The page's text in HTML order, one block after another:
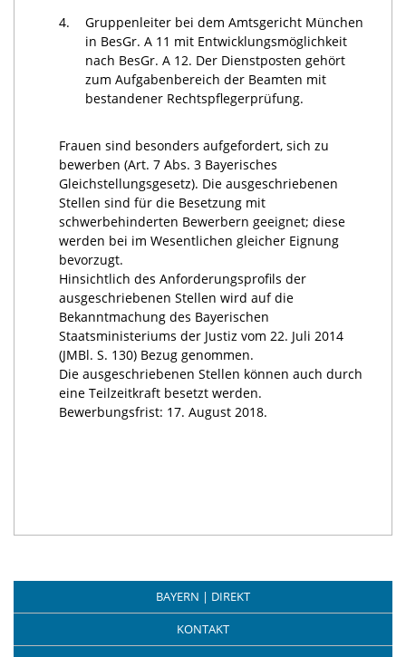
4.
Gruppenleiter bei dem Amtsgericht München
in BesGr. A 11 mit Entwicklungsmöglichkeit
nach BesGr. A 12. Der Dienstposten gehört
zum Aufgabenbereich der Beamten mit
bestandener Rechtspflegerprüfung.
Frauen sind besonders aufgefordert, sich zu
bewerben (Art. 7 Abs. 3 Bayerisches
Gleichstellungsgesetz). Die ausgeschriebenen
Stellen sind für die Besetzung mit
schwerbehinderten Bewerbern geeignet; diese
werden bei im Wesentlichen gleicher Eignung
bevorzugt.
Hinsichtlich des Anforderungsprofils der
ausgeschriebenen Stellen wird auf die
Bekanntmachung des Bayerischen
Staatsministeriums der Justiz vom 22. Juli 2014
(JMBl. S. 130) Bezug genommen.
Die ausgeschriebenen Stellen können auch durch
eine Teilzeitkraft besetzt werden.
Bewerbungsfrist: 17. August 2018.
BAYERN | DIREKT
KONTAKT